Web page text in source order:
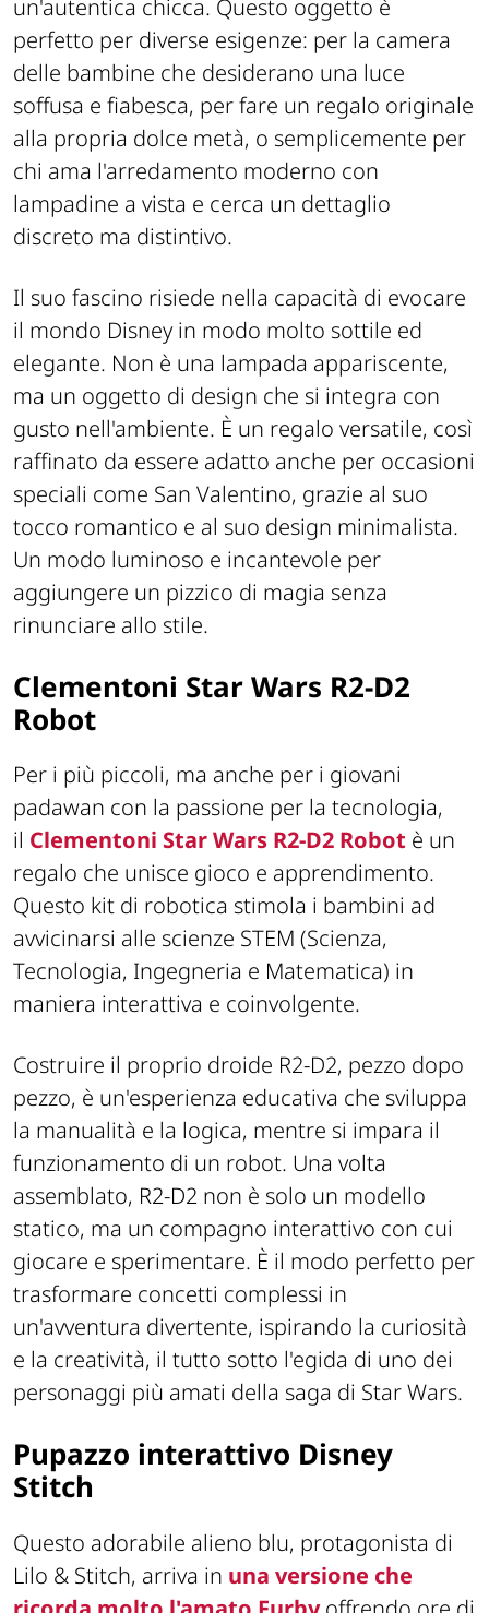
un'autentica chicca. Questo oggetto è
perfetto per diverse esigenze: per la camera
delle bambine che desiderano una luce
soffusa e fiabesca, per fare un regalo originale
alla propria dolce metà, o semplicemente per
chi ama l'arredamento moderno con
lampadine a vista e cerca un dettaglio
discreto ma distintivo.
Il suo fascino risiede nella capacità di evocare
il mondo Disney in modo molto sottile ed
elegante. Non è una lampada appariscente,
ma un oggetto di design che si integra con
gusto nell'ambiente. È un regalo versatile, così
raffinato da essere adatto anche per occasioni
speciali come San Valentino, grazie al suo
tocco romantico e al suo design minimalista.
Un modo luminoso e incantevole per
aggiungere un pizzico di magia senza
rinunciare allo stile.
Clementoni Star Wars R2-D2
Robot
Per i più piccoli, ma anche per i giovani
padawan con la passione per la tecnologia,
il Clementoni Star Wars R2-D2 Robot è un
regalo che unisce gioco e apprendimento.
Questo kit di robotica stimola i bambini ad
avvicinarsi alle scienze STEM (Scienza,
Tecnologia, Ingegneria e Matematica) in
maniera interattiva e coinvolgente.
Costruire il proprio droide R2-D2, pezzo dopo
pezzo, è un'esperienza educativa che sviluppa
la manualità e la logica, mentre si impara il
funzionamento di un robot. Una volta
assemblato, R2-D2 non è solo un modello
statico, ma un compagno interattivo con cui
giocare e sperimentare. È il modo perfetto per
trasformare concetti complessi in
un'avventura divertente, ispirando la curiosità
e la creatività, il tutto sotto l'egida di uno dei
personaggi più amati della saga di Star Wars.
Pupazzo interattivo Disney
Stitch
Questo adorabile alieno blu, protagonista di
Lilo & Stitch, arriva in una versione che